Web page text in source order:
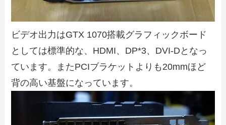
ビデオ出力はGTX 1070搭載グラフィックボード
としては標準的な、HDMI、DP*3、DVI-Dとなっ
ています。またPCIブラケットよりも20mmほど
背の高い基盤になっています。